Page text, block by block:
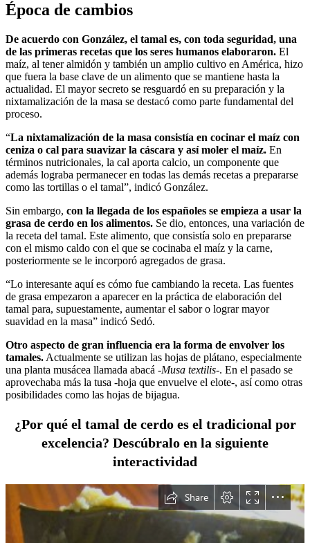
Época de cambios
De acuerdo con González, el tamal es, con toda seguridad, una
de las primeras recetas que los seres humanos elaboraron. El
maíz, al tener almidón y también un amplio cultivo en América, hizo
que fuera la base clave de un alimento que se mantiene hasta la
actualidad. El mayor secreto se resguardó en su preparación y la
nixtamalización de la masa se destacó como parte fundamental del
proceso.
“La nixtamalización de la masa consistía en cocinar el maíz con
ceniza o cal para suavizar la cáscara y así moler el maíz. En
términos nutricionales, la cal aporta calcio, un componente que
además lograba permanecer en todas las demás recetas a prepararse
como las tortillas o el tamal”, indicó González.
Sin embargo, con la llegada de los españoles se empieza a usar la
grasa de cerdo en los alimentos. Se dio, entonces, una variación de
la receta del tamal. Este alimento, que consistía solo en prepararse
con el mismo caldo con el que se cocinaba el maíz y la carne,
posteriormente se le incorporó agregados de grasa.
“Lo interesante aquí es cómo fue cambiando la receta. Las fuentes
de grasa empezaron a aparecer en la práctica de elaboración del
tamal para, supuestamente, aumentar el sabor o lograr mayor
suavidad en la masa” indicó Sedó.
Otro aspecto de gran influencia era la forma de envolver los
tamales. Actualmente se utilizan las hojas de plátano, especialmente
una planta musácea llamada abacá -Musa textilis-. En el pasado se
aprovechaba más la tusa -hoja que envuelve el elote-, así como otras
posibilidades como las hojas de bijagua.
¿Por qué el tamal de cerdo es el tradicional por
excelencia? Descúbralo en la siguiente
interactividad